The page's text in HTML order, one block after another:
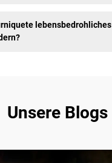
lebensbedrohliches
Unsere Blogs